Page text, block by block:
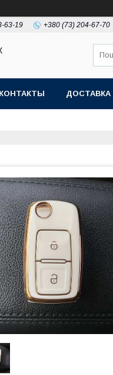
63-19 +380 (73) 204-67-70
КОНТАКТЫ ДОСТАВКА